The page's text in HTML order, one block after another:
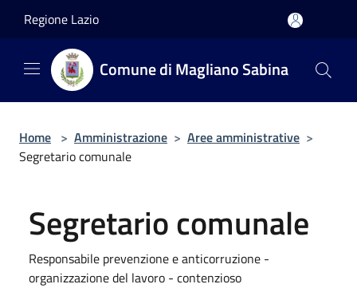
Regione Lazio
Comune di Magliano Sabina
Home > Amministrazione > Aree amministrative >
Segretario comunale
Segretario comunale
Responsabile prevenzione e anticorruzione -
organizzazione del lavoro - contenzioso